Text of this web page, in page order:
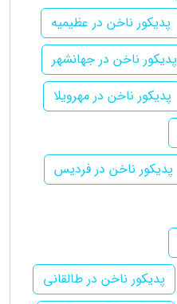
پدیکور ناخن در عظیمیه
پدیکور ناخن در جهانشهر
پدیکور ناخن در مهرویلا
پدیکور ناخن در فردیس
پدیکور ناخن در طالقانی